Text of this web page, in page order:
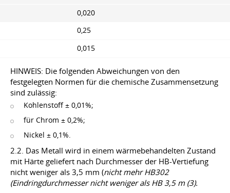
0,020
0,25
0,015
HINWEIS: Die folgenden Abweichungen von den
festgelegten Normen für die chemische Zusammensetzung
sind zulässig:
Kohlenstoff ± 0,01%;
für Chrom ± 0,2%;
Nickel ± 0,1%.
2.2. Das Metall wird in einem wärmebehandelten Zustand
mit Härte geliefert nach Durchmesser der HB-Vertiefung
nicht weniger als 3,5 mm (nicht mehr HB302
(Eindringdurchmesser nicht weniger als HB 3,5 m (3).